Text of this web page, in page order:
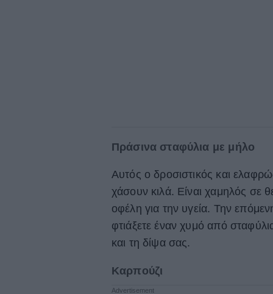
Πράσινα σταφύλια με μήλο
Αυτός ο δροσιστικός και
χάσουν κιλά. Είναι χαμηλός σε
οφέλη για την υγεία. Την
φτιάξετε έναν χυμό από
και τη δίψα σας.
Καρπούζι